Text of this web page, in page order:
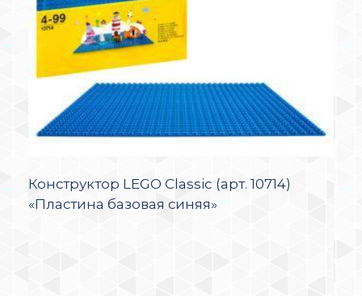
Конструктор LEGO Classic (арт. 10714)
«Пластина базовая синяя»